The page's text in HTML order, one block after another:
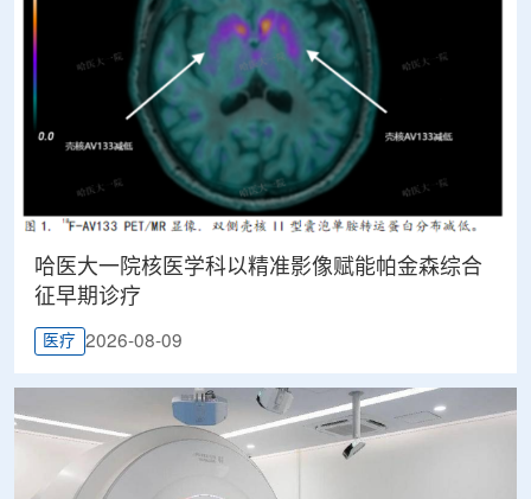
哈医大一院核医学科以精准影像赋能帕金森综合
征早期诊疗
医疗 2026-08-09